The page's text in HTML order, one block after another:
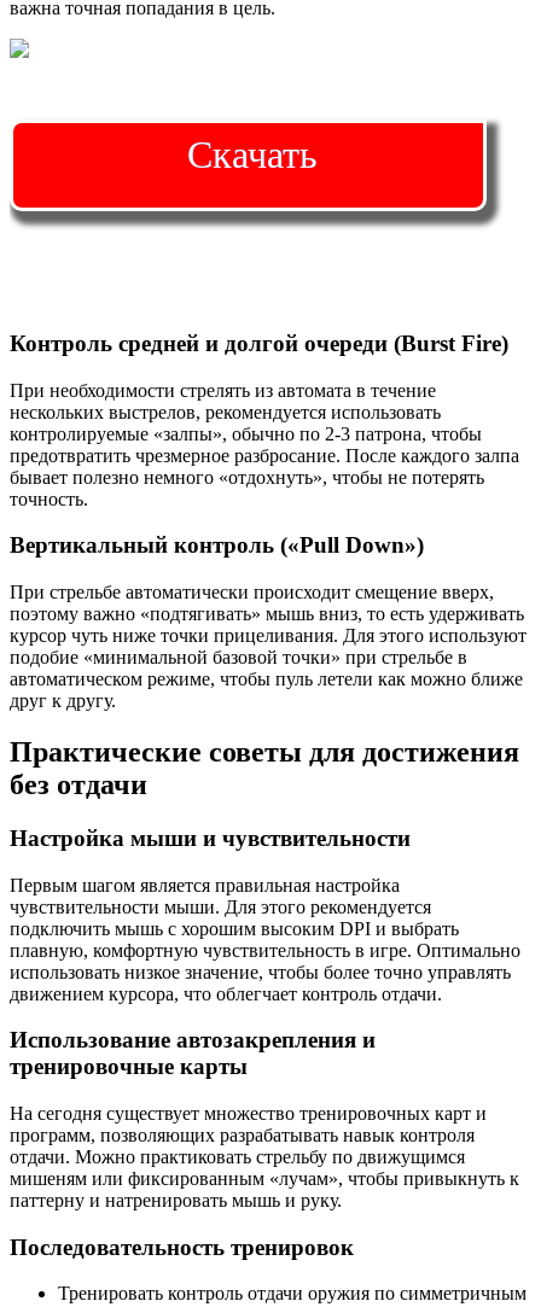
важна точная попадания в цель.
Скачать
Контроль средней и долгой очереди (Burst Fire)
При необходимости стрелять из автомата в течение
нескольких выстрелов, рекомендуется использовать
контролируемые «залпы», обычно по 2-3 патрона, чтобы
предотвратить чрезмерное разбросание. После каждого залпа
бывает полезно немного «отдохнуть», чтобы не потерять
точность.
Вертикальный контроль («Pull Down»)
При стрельбе автоматически происходит смещение вверх,
поэтому важно «подтягивать» мышь вниз, то есть удерживать
курсор чуть ниже точки прицеливания. Для этого используют
подобие «минимальной базовой точки» при стрельбе в
автоматическом режиме, чтобы пуль летели как можно ближе
друг к другу.
Практические советы для достижения
без отдачи
Настройка мыши и чувствительности
Первым шагом является правильная настройка
чувствительности мыши. Для этого рекомендуется
подключить мышь с хорошим высоким DPI и выбрать
плавную, комфортную чувствительность в игре. Оптимально
использовать низкое значение, чтобы более точно управлять
движением курсора, что облегчает контроль отдачи.
Использование автозакрепления и
тренировочные карты
На сегодня существует множество тренировочных карт и
программ, позволяющих разрабатывать навык контроля
отдачи. Можно практиковать стрельбу по движущимся
мишеням или фиксированным «лучам», чтобы привыкнуть к
паттерну и натренировать мышь и руку.
Последовательность тренировок
Тренировать контроль отдачи оружия по симметричным